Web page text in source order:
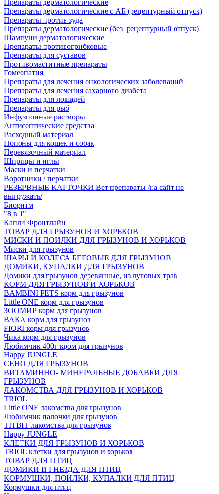
Препараты дерматологические
Препараты дерматологические с АБ (рецептурный отпуск)
Препараты против зуда
Препараты дерматологические (без_рецептурный отпуск)
Шампуни дерматологические
Препараты противогрибковые
Препараты для суставов
Противомаститные препараты
Гомеопатия
Препараты для лечения онкологических заболеваний
Препараты для лечения сахарного диабета
Препараты для лошадей
Препараты для рыб
Инфузионные растворы
Антисептические средства
Расходный материал
Попоны для кошек и собак
Перевязочный материал
Шприцы и иглы
Маски и перчатки
Воротники / перчатки
РЕЗЕРВНЫЕ КАРТОЧКИ Вет препараты /на сайт не
выгружать/
Биоритм
"8 в 1"
Капли Фронтлайн
ТОВАР ДЛЯ ГРЫЗУНОВ И ХОРЬКОВ
МИСКИ И ПОИЛКИ ДЛЯ ГРЫЗУНОВ И ХОРЬКОВ
Миски для грызунов
ШАРЫ И КОЛЕСА БЕГОВЫЕ ДЛЯ ГРЫЗУНОВ
ДОМИКИ, КУПАЛКИ ДЛЯ ГРЫЗУНОВ
Домики для грызунов деревянные, из луговых трав
КОРМ ДЛЯ ГРЫЗУНОВ И ХОРЬКОВ
BAMBINI PETS корм для грызунов
Little ONE корм для грызунов
ЗООМИР корм для грызунов
ВАКА корм для грызунов
FIORI корм для грызунов
Чика корм для грызунов
Любимчик 400г кром для грызунов
Happy JUNGLE
СЕНО ДЛЯ ГРЫЗУНОВ
ВИТАМИННО- МИНЕРАЛЬНЫЕ ДОБАВКИ ДЛЯ
ГРЫЗУНОВ
ЛАКОМСТВА ДЛЯ ГРЫЗУНОВ И ХОРЬКОВ
TRIOL
Little ONE лакомства для грызунов
Любимчик палочки для грызунов
TITBIT лакомства для грызунов
Happy JUNGLE
КЛЕТКИ ДЛЯ ГРЫЗУНОВ И ХОРЬКОВ
TRIOL клетки для грызунов и хорьков
ТОВАР ДЛЯ ПТИЦ
ДОМИКИ И ГНЕЗДА ДЛЯ ПТИЦ
КОРМУШКИ, ПОИЛКИ, КУПАЛКИ ДЛЯ ПТИЦ
Кормушки для птиц